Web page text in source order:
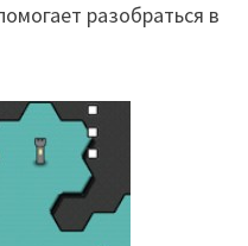
разобраться в